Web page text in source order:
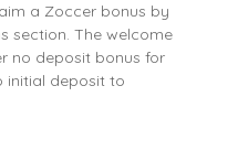
a Zoccer bonus by
section. The welcome
no deposit bonus for
initial deposit to